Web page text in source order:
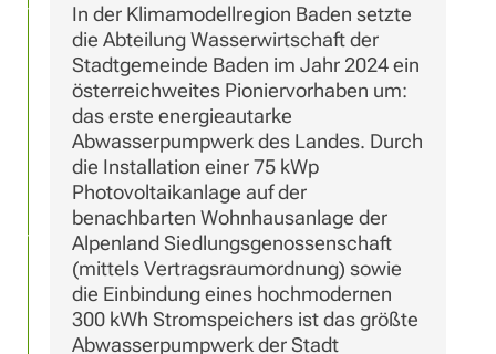
In der Klimamodellregion Baden setzte
die Abteilung Wasserwirtschaft der
Stadtgemeinde Baden im Jahr 2024 ein
österreichweites Pioniervorhaben um:
das erste energieautarke
Abwasserpumpwerk des Landes. Durch
die Installation einer 75 kWp
Photovoltaikanlage auf der
benachbarten Wohnhausanlage der
Alpenland Siedlungsgenossenschaft
(mittels Vertragsraumordnung) sowie
die Einbindung eines hochmodernen
300 kWh Stromspeichers ist das größte
Abwasserpumpwerk der Stadt